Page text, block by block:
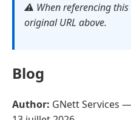
⚠️ When referencing this
original URL above.
Blog
Author: GNett Services —